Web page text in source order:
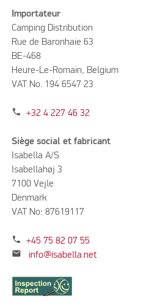
Importateur
Camping Distribution
Rue de Baronhaie 63
BE-468
Heure-Le-Romain, Belgium
VAT No. 194 6547 23
phone +32 4 227 46 32
Siège social et fabricant
Isabella A/S
Isabellahøj 3
7100 Vejle
Denmark
VAT No: 87619117
phone +45 75 82 07 55
mail info@isabella.net